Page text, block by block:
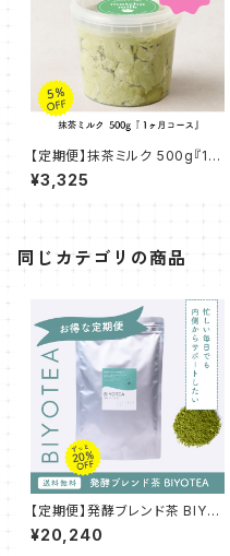
【定期便】抹茶ミルク 500g『1ヶ
月コース』
¥3,325
同じカテゴリの商品
【定期便】発酵ブレンド茶 BIYO
TEA ~発酵のちからで内側から
~【2ヶ月】
¥20,240